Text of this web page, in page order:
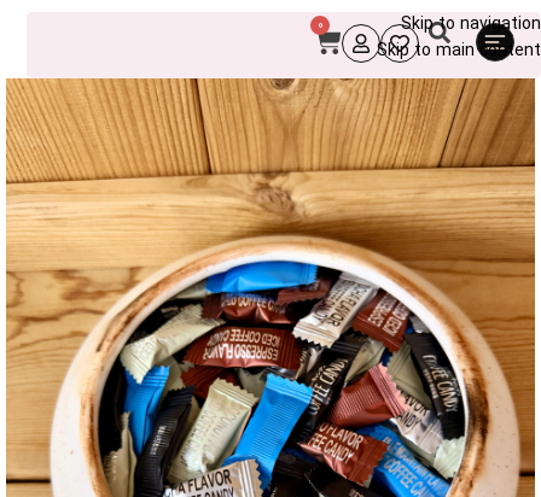
Skip to navigation
Skip to main content
0